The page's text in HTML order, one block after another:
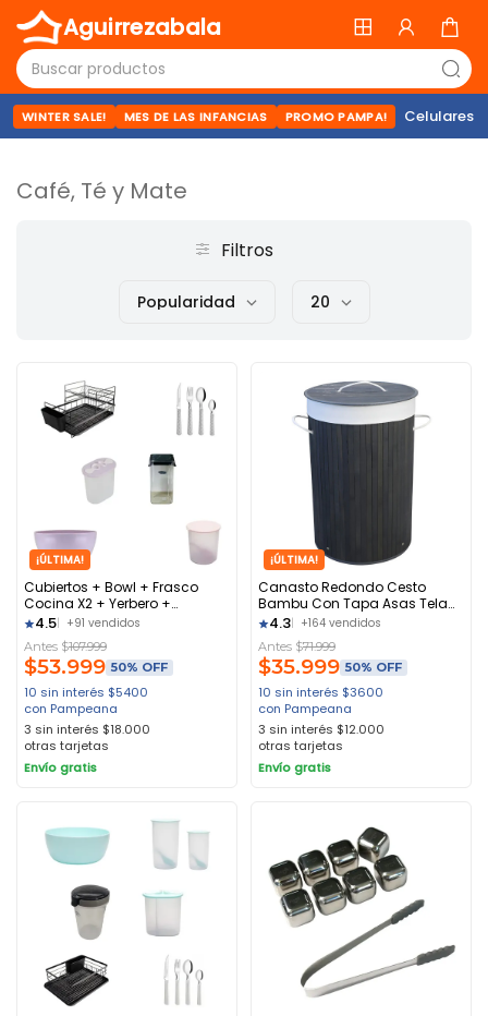
Aguirrezabala
WINTER SALE! MES DE LAS INFANCIAS PROMO PAMPA! Celulares
Café, Té y Mate
Filtros
Popularidad 20
¡ÚLTIMA!
Cubiertos + Bowl + Frasco
Cocina X2 + Yerbero +
Escurreplato
4.5 +91 vendidos
Antes $107.999
$53.999 50% OFF
10 sin interés $5400
con Pampeana
3 sin interés $18.000
otras tarjetas
Envío gratis
¡ÚLTIMA!
Canasto Redondo Cesto
Bambu Con Tapa Asas Tela
Plegable Deco Color Gris
Oscuro
4.3 +164 vendidos
Antes $71.999
$35.999 50% OFF
10 sin interés $3600
con Pampeana
3 sin interés $12.000
otras tarjetas
Envío gratis